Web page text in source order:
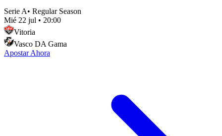
Serie A• Regular Season
Mié 22 jul • 20:00
Vitoria
Vasco DA Gama
Apostar Ahora